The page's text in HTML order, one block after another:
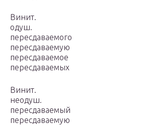
Винит.
одуш.
пересдаваемого
пересдаваемую
пересдаваемое
пересдаваемых
Винит.
неодуш.
пересдаваемый
пересдаваемую